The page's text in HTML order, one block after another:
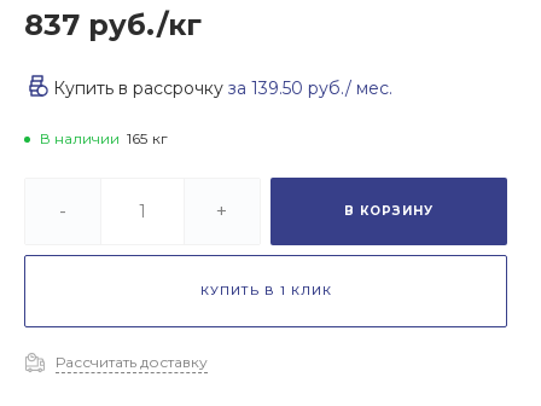
837 руб./кг
Купить в рассрочку за 139.50 руб./ мес.
В наличии 165 кг
- + В КОРЗИНУ
КУПИТЬ В 1 КЛИК
Рассчитать доставку